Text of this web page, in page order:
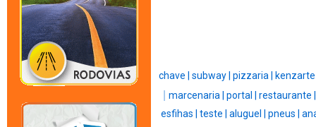
chave | subway | pizzaria |
marcenaria | portal | restaurante
esfihas | teste | aluguel | pneus |